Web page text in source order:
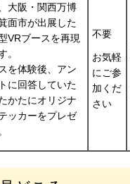
大阪・関西万博
面市が出展した
VRブースを再現
。
を体験後、アン
に回答していた
かたにオリジナ
ッカーをプレゼ
不要
お気軽
にご参
加くだ
さい